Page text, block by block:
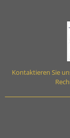
Kontaktieren Sie